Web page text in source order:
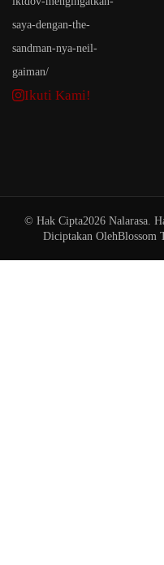
Ikuti Kami!
© Hak Cipta2026 Nalarasa.
Diciptakan OlehBlossom